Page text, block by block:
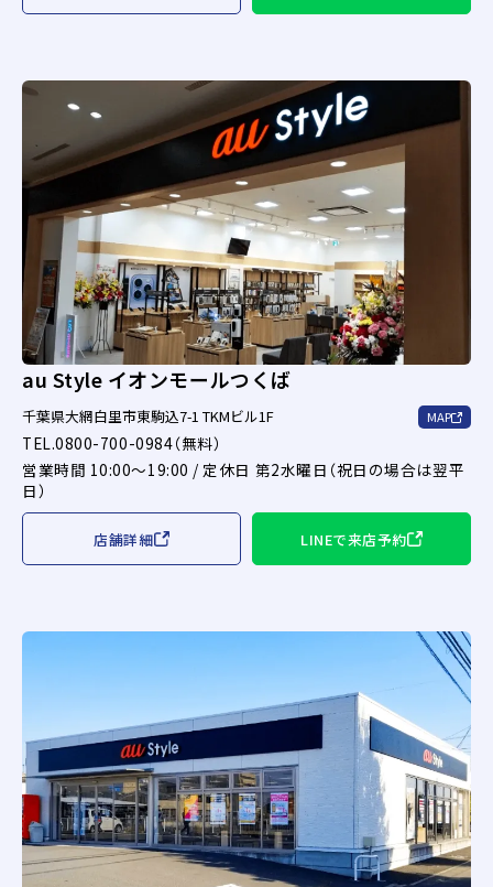
au Style イオンモールつくば
千葉県大網白里市東駒込7-1 TKMビル1F MAP
TEL.0800-700-0984（無料）
営業時間 10:00～19:00 / 定休日 第2水曜日（祝日の場合は翌平
日）
店舗詳細 LINEで来店予約